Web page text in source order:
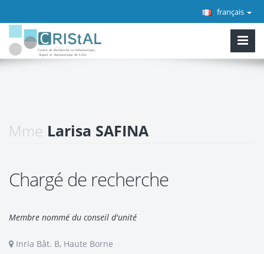
français
Mme Larisa SAFINA
Chargé de recherche
Membre nommé du conseil d'unité
Inria Bât. B, Haute Borne